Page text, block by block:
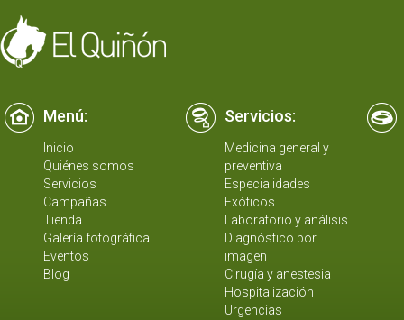
Menú: Servicios:
Inicio
Quiénes somos
Servicios
Campañas
Tienda
Galería fotográfica
Eventos
Blog
Medicina general y
preventiva
Especialidades
Exóticos
Laboratorio y análisis
Diagnóstico por
imagen
Cirugía y anestesia
Hospitalización
Urgencias